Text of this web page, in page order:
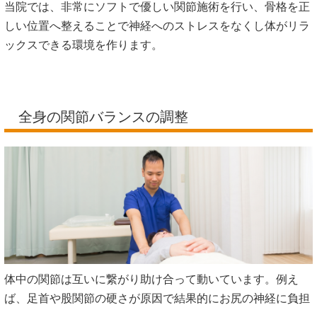
当院では、非常にソフトで優しい関節施術を行い、骨格を正
しい位置へ整えることで神経へのストレスをなくし体がリラ
ックスできる環境を作ります。
全身の関節バランスの調整
体中の関節は互いに繋がり助け合って動いています。例え
ば、足首や股関節の硬さが原因で結果的にお尻の神経に負担